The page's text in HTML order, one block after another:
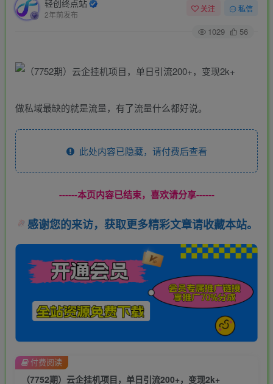
轻创终点站
2年前发布
关注 私信
1029 56
做私域最缺的就是流量，有了流量什么都好说。
此处内容已隐藏，请付费后查看
------本页内容已结束，喜欢请分享------
感谢您的来访，获取更多精彩文章请收藏本站。
（7752期）云企挂机项目，单日引流200+，变现2k+
付费阅读